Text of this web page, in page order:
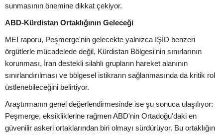
sunmasının önemine dikkat çekiyor.
ABD-Kürdistan Ortaklığının Geleceği
MEI raporu, Peşmerge'nin gelecekte yalnızca IŞİD benzeri
örgütlerle mücadelede değil, Kürdistan Bölgesi'nin sınırlarının
korunması, İran destekli silahlı grupların hareket alanının
sınırlandırılması ve bölgesel istikrarın sağlanmasında da kritik rol
üstlenebileceğini belirtiyor.
Araştırmanın genel değerlendirmesinde ise şu sonuca ulaşılıyor:
Peşmerge, eksikliklerine rağmen ABD'nin Ortadoğu'daki en
güvenilir askeri ortaklarından biri olmayı sürdürüyor. Bu ortaklığın